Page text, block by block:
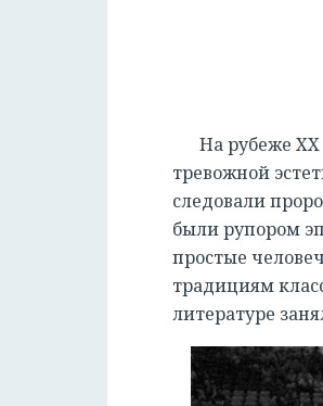
На рубеже
тревожной
следовали
были рупором
простые
традициям
литературе